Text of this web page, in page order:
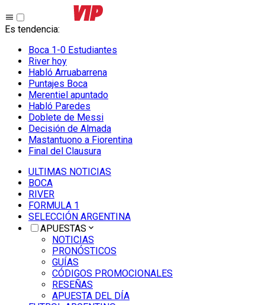
Es tendencia:
Boca 1-0 Estudiantes
River hoy
Habló Arruabarrena
Puntajes Boca
Merentiel apuntado
Habló Paredes
Doblete de Messi
Decisión de Almada
Mastantuono a Fiorentina
Final del Clausura
ULTIMAS NOTICIAS
BOCA
RIVER
FORMULA 1
SELECCIÓN ARGENTINA
APUESTAS
NOTICIAS
PRONÓSTICOS
GUÍAS
CÓDIGOS PROMOCIONALES
RESEÑAS
APUESTA DEL DÍA